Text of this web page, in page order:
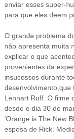
enviar esses super-
para que eles deem
O grande problema
não apresenta muita
explicar o que
provenientes da
insucessos durante
desenvolvimento,que
Lennart Ruff. O filme
desde o dia 30 de
'Orange is The New
esposa de Rick.